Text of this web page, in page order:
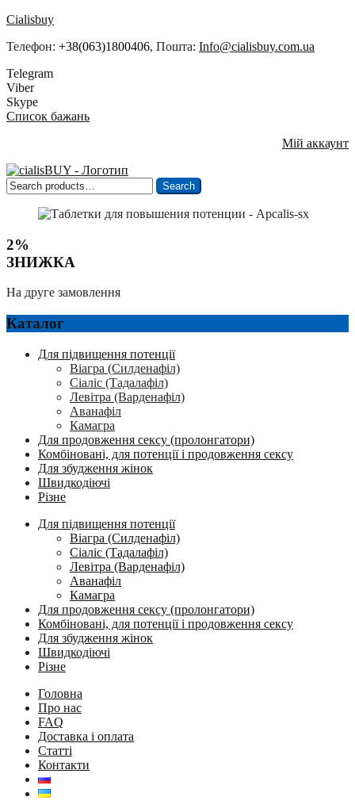
Cialisbuy
Телефон: +38(063)1800406, Пошта: Info@cialisbuy.com.ua
Telegram
Viber
Skype
Список бажань
Мій аккаунт
Search
for:
Search
2%
ЗНИЖКА
На друге замовлення
Каталог
Для підвищення потенції
Віагра (Силденафіл)
Сіаліс (Тадалафіл)
Левітра (Варденафіл)
Аванафіл
Камагра
Для продовження сексу (пролонгатори)
Комбіновані, для потенції і продовження сексу
Для збудження жінок
Швидкодіючі
Різне
Для підвищення потенції
Віагра (Силденафіл)
Сіаліс (Тадалафіл)
Левітра (Варденафіл)
Аванафіл
Камагра
Для продовження сексу (пролонгатори)
Комбіновані, для потенції і продовження сексу
Для збудження жінок
Швидкодіючі
Різне
Головна
Про нас
FAQ
Доставка і оплата
Статті
Контакти